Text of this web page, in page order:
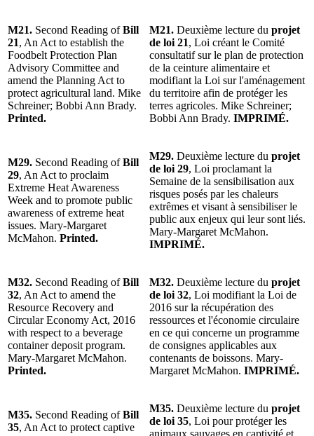
M21. Second Reading ofBill
21, An Act to establish the
Foodbelt Protection Plan
Advisory Committee and
amend the Planning Act to
protect agricultural land. Mike
Schreiner; Bobbi Ann Brady.
Printed.
M21. Deuxième lecture du projet
de loi 21, Loi créant le Comité
consultatif sur le plan de protection
de la ceinture alimentaire et
modifiant la Loi sur l'aménagement
du territoire afin de protéger les
terres agricoles. Mike Schreiner;
Bobbi Ann Brady. IMPRIMÉ.
M29. Second Reading ofBill
29, An Act to proclaim
Extreme Heat Awareness
Week and to promote public
awareness of extreme heat
issues. Mary-Margaret
McMahon. Printed.
M29. Deuxième lecture du projet
de loi 29, Loi proclamant la
Semaine de la sensibilisation aux
risques posés par les chaleurs
extrêmes et visant à sensibiliser le
public aux enjeux qui leur sont liés.
Mary-Margaret McMahon.
IMPRIMÉ.
M32. Second Reading ofBill
32, An Act to amend the
Resource Recovery and
Circular Economy Act, 2016
with respect to a beverage
container deposit program.
Mary-Margaret McMahon.
Printed.
M32. Deuxième lecture du projet
de loi 32, Loi modifiant la Loi de
2016 sur la récupération des
ressources et l'économie circulaire
en ce qui concerne un programme
de consignes applicables aux
contenants de boissons. Mary-
Margaret McMahon. IMPRIMÉ.
M35. Second Reading ofBill
35, An Act to protect captive
M35. Deuxième lecture du projet
de loi 35, Loi pour protéger les
animaux sauvages en captivité et